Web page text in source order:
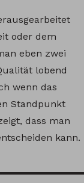
oder dem
eben zwei
lobend
wenn das
Standpunkt
dass man
kann.